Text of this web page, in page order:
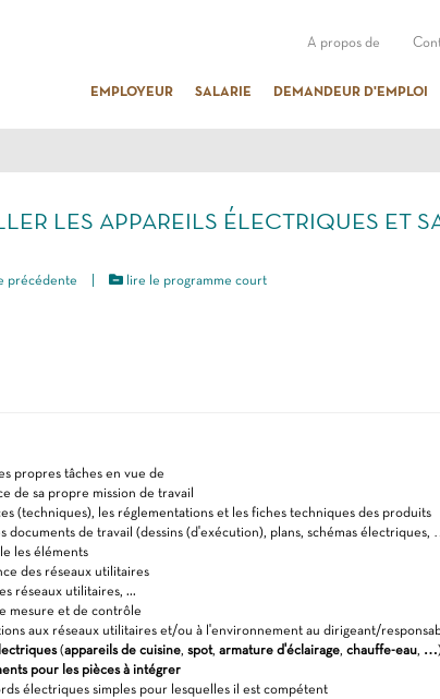
A propos de
EMPLOYEUR SALARIE DEMANDEUR D'EMPLOI
LES APPAREILS ÉLECTRIQUES ET
précédente lire le programme court
propres tâches en vue de
de sa propre mission de travail
(techniques), les réglementations et les fiches techniques des produits
documents de travail (dessins (d'exécution), plans, schémas électriques,
les éléments
des réseaux utilitaires
réseaux utilitaires, ...
mesure et de contrôle
aux réseaux utilitaires et/ou à l'environnement au dirigeant/
(appareils de cuisine, spot, armature d'éclairage, chauffe-eau, …
pour les pièces à intégrer
électriques simples pour lesquelles il est compétent